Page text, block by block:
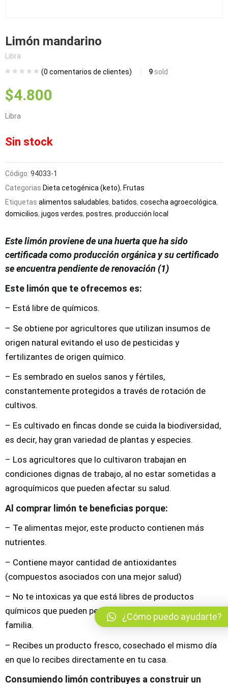
Limón mandarino
Libra
(0 comentarios de clientes) 9 sold
$4.800
Libra
Sin stock
Código: 94033-1
Categorias Dieta cetogénica (keto), Frutas
Etiquetas alimentos saludables, batidos, cosecha agroecológica,
domicilios, jugos verdes, postres, producción local
Este limón proviene de una huerta que ha sido
certificada como producción orgánicay su certificado
se encuentra pendiente de renovación (1)
Este limón que te ofrecemos es:
– Está libre de químicos.
– Se obtiene por agricultores que utilizan insumos de
origen natural evitando el uso de pesticidas y
fertilizantes de origen químico.
– Es sembrado en suelos sanos y fértiles,
constantemente protegidos a través de rotación de
cultivos.
– Es cultivado en fincas donde se cuida la biodiversidad,
es decir, hay gran variedad de plantas y especies.
– Los agricultores que lo cultivaron trabajan en
condiciones dignas de trabajo, al no estar sometidas a
agroquímicos que pueden afectar su salud.
Al comprar limón te beneficias porque:
– Te alimentas mejor, este producto contienen más
nutrientes.
– Contiene mayor cantidad de antioxidantes
(compuestos asociados con una mejor salud)
– No te intoxicas ya que está libres de productos
químicos que pueden perjudicar tu salud y la de tu
familia.
– Recibes un producto fresco, cosechado el mismo día
en que lo recibes directamente en tu casa.
Consumiendo limón contribuyes a construir un
¿Cómo puedo ayudarte?